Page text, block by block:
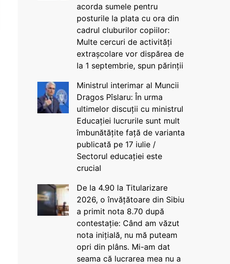
acorda sumele pentru
posturile la plata cu ora din
cadrul cluburilor copiilor:
Multe cercuri de activități
extrașcolare vor dispărea de
la 1 septembrie, spun părinții
Ministrul interimar al Muncii
Dragos Pîslaru: În urma
ultimelor discuții cu ministrul
Educației lucrurile sunt mult
îmbunătățite față de varianta
publicată pe 17 iulie /
Sectorul educației este
crucial
De la 4.90 la Titularizare
2026, o învățătoare din Sibiu
a primit nota 8.70 după
contestație: Când am văzut
nota inițială, nu mă puteam
opri din plâns. Mi-am dat
seama că lucrarea mea nu a